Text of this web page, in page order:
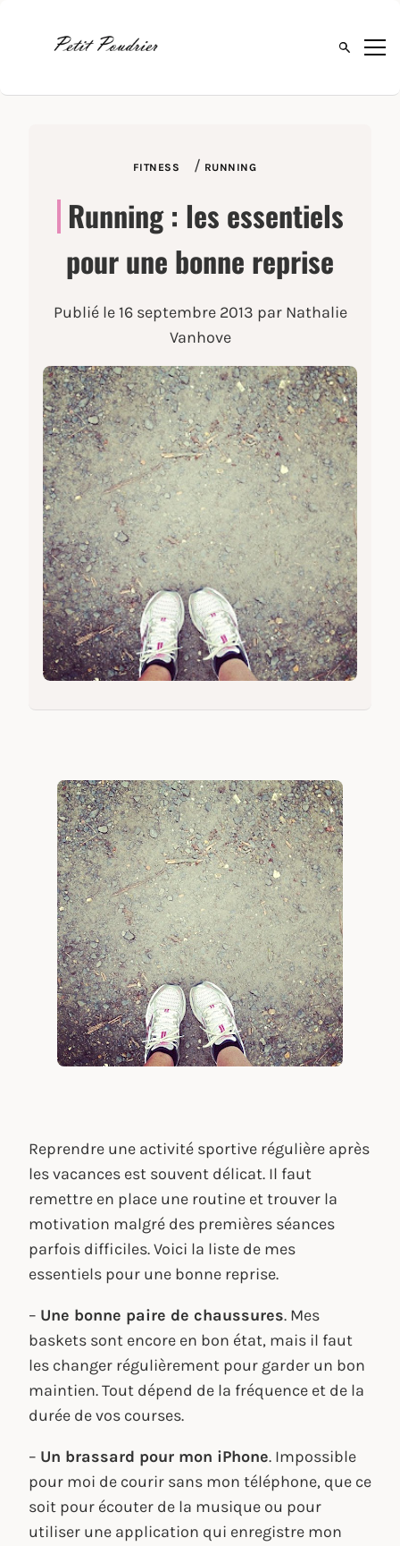
Ouvrir la
FITNESS / RUNNING
Running : les essentiels
pour une bonne reprise
Publié le16 septembre 2013 par Nathalie
Vanhove
Reprendre une activité sportive régulière après
les vacances est souvent délicat. Il faut
remettre en place une routine et trouver la
motivation malgré des premières séances
parfois difficiles. Voici la liste de mes
essentiels pour une bonne reprise.
– Une bonne paire de chaussures. Mes
baskets sont encore en bon état, mais il faut
les changer régulièrement pour garder un bon
maintien. Tout dépend de la fréquence et de la
durée de vos courses.
– Un brassard pour mon iPhone. Impossible
pour moi de courir sans mon téléphone, que ce
soit pour écouter de la musique ou pour
utiliser une application qui enregistre mon